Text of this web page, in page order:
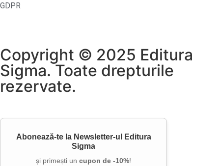
GDPR
Copyright © 2025 Editura
Sigma. Toate drepturile
rezervate.
Abonează-te la Newsletter-ul Editura
Sigma
și primești un cupon de -10%!